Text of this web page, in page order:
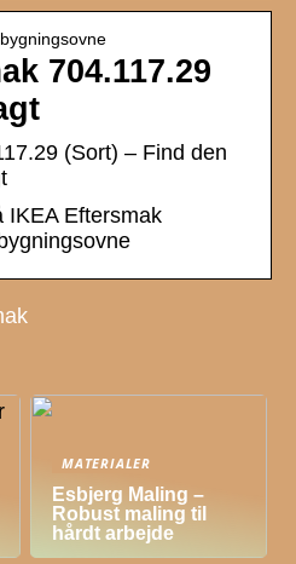
704.117.29
(Sort) – Find den
IKEA Eftersmak
MATERIALER
Esbjerg Maling –
Robust maling til
hårdt arbejde